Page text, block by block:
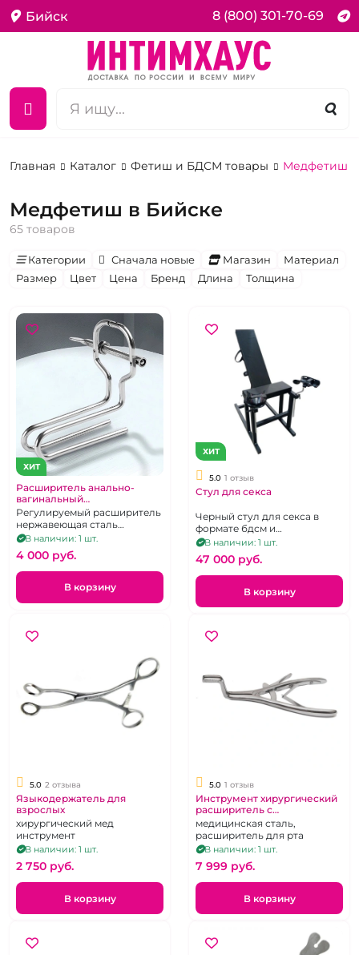
Бийск 8 (800) 301-70-69
Главная Каталог Фетиш и БДСМ товары Медфетиш
Медфетиш в Бийске
65 товаров
Категории Сначала новые Магазин
Материал
Размер
Цвет Цена Бренд Длина Толщина
ХИТ
Расширитель анально-
вагинальный
профессианальный
Регулируемый расширитель
нержавеющая сталь
большой
В наличии: 1 шт.
4 000 pуб.
В корзину
ХИТ
5.0 1 отзыв
Стул для секса
Черный стул для секса в
формате бдсм и
гинекологического кресла.
Размеры: 105 x 42 x 17 см.
В наличии: 1 шт.
47 000 pуб.
В корзину
5.0 2 отзыва
Языкодержатель для
взрослых
хирургический мед
инструмент
В наличии: 1 шт.
2 750 pуб.
В корзину
5.0 1 отзыв
Инструмент хирургический
расширитель с
крамальерой
медицинская сталь,
расширитель для рта
В наличии: 1 шт.
7 999 pуб.
В корзину